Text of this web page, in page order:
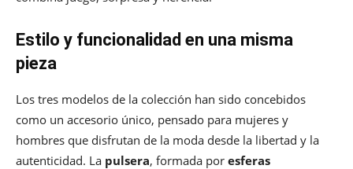
Estilo y funcionalidad en una misma
pieza
Los tres modelos de la colección han sido concebidos
como un accesorio único, pensado para mujeres y
hombres que disfrutan de la moda desde la libertad y la
autenticidad. La pulsera, formada por esferas